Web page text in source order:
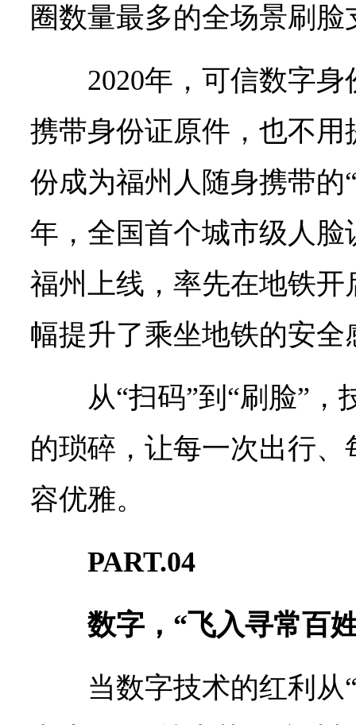
圈数量最多的全场景刷脸
2020年，可信数字
携带身份证原件，也不
份成为福州人随身携带的
年，全国首个城市级人
福州上线，率先在地铁
幅提升了乘坐地铁的安全
从“扫码”到“刷脸”
的琐碎，让每一次出行
容优雅。
PART.04
数字，“飞入寻常百
当数字技术的红利从